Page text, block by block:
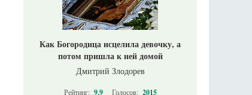
Как Богородица исцелила девочку, а
потом пришла к ней домой
Дмитрий Злодорев
Рейтинг: 9.9 Голосов: 2015